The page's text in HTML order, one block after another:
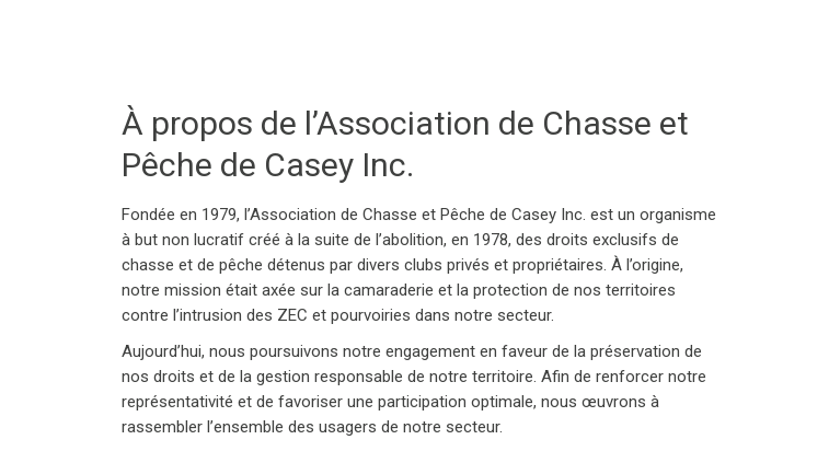
À propos de l’Association de Chasse et
Pêche de Casey Inc.
Fondée en 1979, l’Association de Chasse et Pêche de Casey Inc. est un organisme
à but non lucratif créé à la suite de l’abolition, en 1978, des droits exclusifs de
chasse et de pêche détenus par divers clubs privés et propriétaires. À l’origine,
notre mission était axée sur la camaraderie et la protection de nos territoires
contre l’intrusion des ZEC et pourvoiries dans notre secteur.
Aujourd’hui, nous poursuivons notre engagement en faveur de la préservation de
nos droits et de la gestion responsable de notre territoire. Afin de renforcer notre
représentativité et de favoriser une participation optimale, nous œuvrons à
rassembler l’ensemble des usagers de notre secteur.